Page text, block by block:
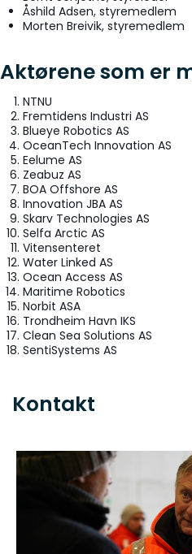
Åshild Adsen, styremedlem
Morten Breivik, styremedlem
Aktørene som er
NTNU
Fremtidens Industri AS
Blueye Robotics AS
OceanTech Innovation AS
Eelume AS
Zeabuz AS
BOA Offshore AS
Innovation JBA AS
Skarv Technologies AS
Selfa Arctic AS
Vitensenteret
Water Linked AS
Ocean Access AS
Maritime Robotics
Norbit ASA
Trondheim Havn IKS
Clean Sea Solutions AS
SentiSystems AS
Kontakt